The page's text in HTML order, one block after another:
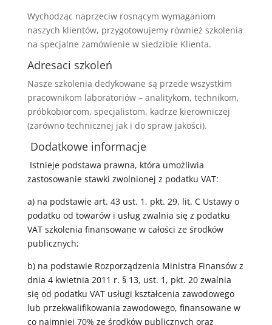
Wychodząc naprzeciw rosnącym wymaganiom
naszych klientów, przygotowujemy również szkolenia
na specjalne zamówienie w siedzibie Klienta.
Adresaci szkoleń
Nasze szkolenia dedykowane są przede wszystkim
pracownikom laboratoriów – analitykom, technikom,
próbkobiorcom, specjalistom, kadrze kierowniczej
(zarówno technicznej jak i do spraw jakości).
Dodatkowe informacje
Istnieje podstawa prawna, która umożliwia
zastosowanie stawki zwolnionej z podatku VAT:
a) na podstawie art. 43 ust. 1, pkt. 29, lit. C Ustawy o
podatku od towarów i usług zwalnia się z podatku
VAT szkolenia finansowane w całości ze środków
publicznych;
b) na podstawie Rozporządzenia Ministra Finansów z
dnia 4 kwietnia 2011 r. § 13, ust. 1, pkt. 20 zwalnia
się od podatku VAT usługi kształcenia zawodowego
lub przekwalifikowania zawodowego, finansowane w
co najmniej 70% ze środków publicznych oraz